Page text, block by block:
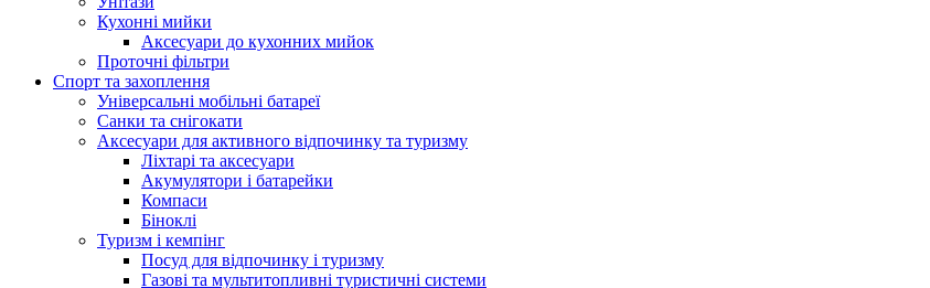
Кухонні мийки
Аксесуари до кухонних мийок
Проточні фільтри
Спорт та захоплення
Універсальні мобільні батареї
Санки та снігокати
Аксесуари для активного відпочинку та туризму
Ліхтарі та аксесуари
Акумулятори і батарейки
Компаси
Біноклі
Туризм і кемпінг
Посуд для відпочинку і туризму
Газові та мультитопливні туристичні системи